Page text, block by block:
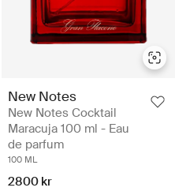
New Notes
New Notes Cocktail
Maracuja 100 ml - Eau
de parfum
100 ML
2800 kr